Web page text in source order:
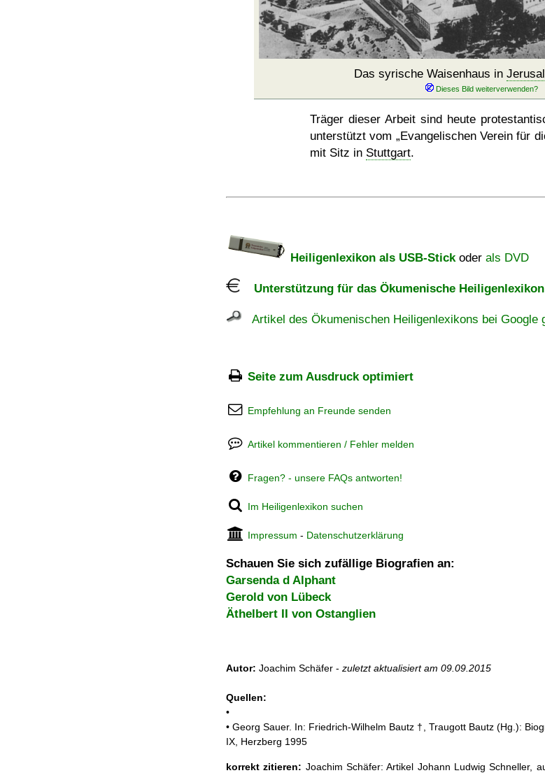
Das syrische Waisenhaus in
Träger dieser Arbeit sind heute
unterstützt vom
Evangelischen Verein für
mit Sitz in Stuttgart.
Heiligenlexikon als USB-Stickoder als DVD
Unterstützung für das Ökumenische Heiligenlexikon
Artikel des Ökumenischen Heiligenlexikons bei Google
Seite zum Ausdruck optimiert
Empfehlung an Freunde senden
Artikel kommentieren / Fehler melden
Fragen? - unsere FAQs antworten!
Im Heiligenlexikon suchen
Impressum - Datenschutzerklärung
Schauen Sie sich zufällige Biografien an:
Garsenda d Alphant
Gerold von Lübeck
Äthelbert II von Ostanglien
Autor: Joachim Schäfer - zuletzt aktualisiert am 09.09.2015
Quellen:
•
• Georg Sauer. In: Friedrich-Wilhelm Bautz †, Traugott Bautz (Hg.):
IX, Herzberg 1995
korrekt zitieren: Joachim Schäfer: Artikel Johann Ludwig Schneller,